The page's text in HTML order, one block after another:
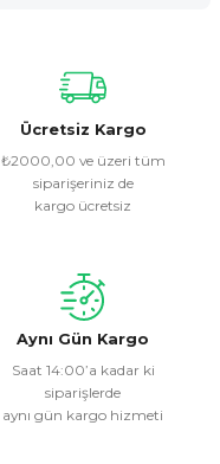
öneri formunu
Ücretsiz Kargo
₺2000,00 ve üzeri tüm
siparişeriniz de
kargo ücretsiz
Aynı Gün Kargo
Saat 14:00’a kadar ki
siparişlerde
aynı gün kargo hizmeti